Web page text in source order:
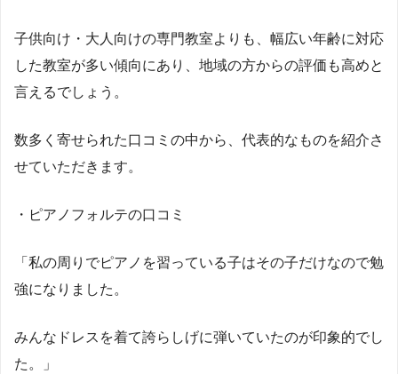
子供向け・大人向けの専門教室よりも、幅広い年齢に対応
した教室が多い傾向にあり、地域の方からの評価も高めと
言えるでしょう。
数多く寄せられた口コミの中から、代表的なものを紹介さ
せていただきます。
・ピアノフォルテの口コミ
「私の周りでピアノを習っている子はその子だけなので勉
強になりました。
みんなドレスを着て誇らしげに弾いていたのが印象的でし
た。」